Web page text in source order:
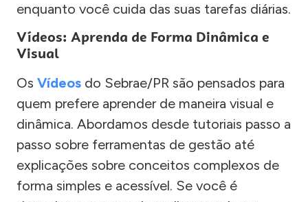
enquanto você cuida das suas tarefas diárias.
Vídeos: Aprenda de Forma Dinâmica e
Visual
Os Vídeos do Sebrae/PR são pensados para
quem prefere aprender de maneira visual e
dinâmica. Abordamos desde tutoriais passo a
passo sobre ferramentas de gestão até
explicações sobre conceitos complexos de
forma simples e acessível. Se você é